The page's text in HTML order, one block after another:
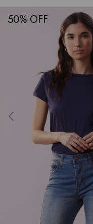
50